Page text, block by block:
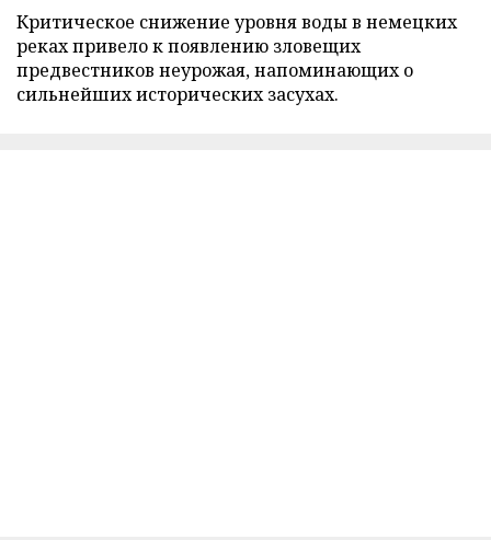
Критическое снижение уровня воды в немецких
реках привело к появлению зловещих
предвестников неурожая, напоминающих о
сильнейших исторических засухах.